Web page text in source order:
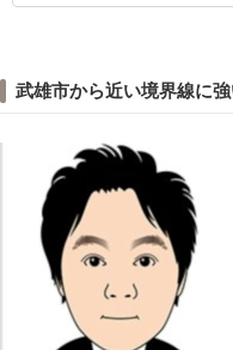
武雄市から近い境界線に